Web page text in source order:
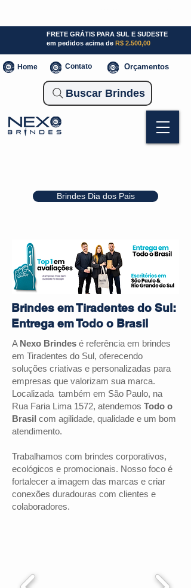
Brindes Dia dos Pais
FRETE GRÁTIS PARA SUL E SUDESTE
em pedidos acima de R$ 2.500,00
Home Contato Orçamentos
Buscar Brindes
Brindes em Tiradentes do Sul:
Entrega em Todo o Brasil
A Nexo Brindes é referência em brindes
em Tiradentes do Sul, oferecendo
soluções criativas e personalizadas para
empresas que valorizam sua marca.
Localizada também em São Paulo, na
Rua Faria Lima 1572, atendemos Todo o
Brasil com agilidade, qualidade e um bom
atendimento.
Trabalhamos com brindes corporativos,
ecológicos e promocionais. Nosso foco é
fortalecer a imagem das marcas e criar
conexões duradouras com clientes e
colaboradores.